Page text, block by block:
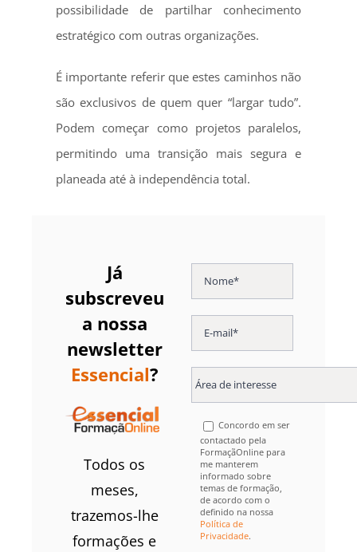
possibilidade de partilhar conhecimento
estratégico com outras organizações.
É importante referir que estes caminhos não
são exclusivos de quem quer “largar tudo”.
Podem começar como projetos paralelos,
permitindo uma transição mais segura e
planeada até à independência total.
Já
subscreveu
a nossa
newsletter
Essencial?
Todos os
meses,
trazemos-lhe
formações e
Concordo em ser
contactado pela
FormaçãOnline para
me manterem
informado sobre
temas de formação,
de acordo com o
definido na nossa
Política de
Privacidade.